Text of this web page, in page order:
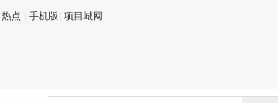
热点 手机版 项目城网